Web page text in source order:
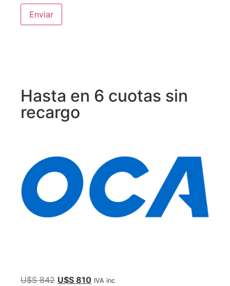
Hasta en 6 cuotas sin
recargo
U$S842 U$S 810 IVA inc